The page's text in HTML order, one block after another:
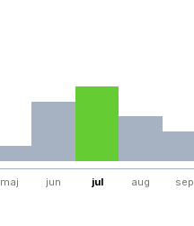
maj jun jul aug sep